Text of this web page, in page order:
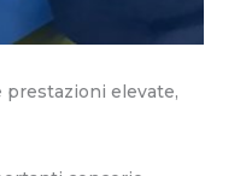
elevate,